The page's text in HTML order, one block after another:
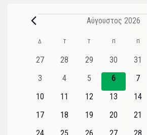
Αύγουστος 2026
Ημερολόγιο
του
Εκδηλώσεις
Δ Τ Τ Π Π
0
27
0
28
0
εκδηλώσεις
29
0
εκδηλώσεις
30
0
31
0
3
0
εκδηλώσεις
4
0
εκδηλώσεις
5
0
εκδηλώσεις
6
0
7
0
10
0
11
0
12
0
13
0
14
0
17
0
18
0
19
0
20
0
21
0
0
0
0
0